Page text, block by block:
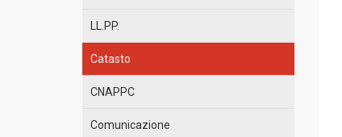
LL.PP.
Catasto
CNAPPC
Comunicazione